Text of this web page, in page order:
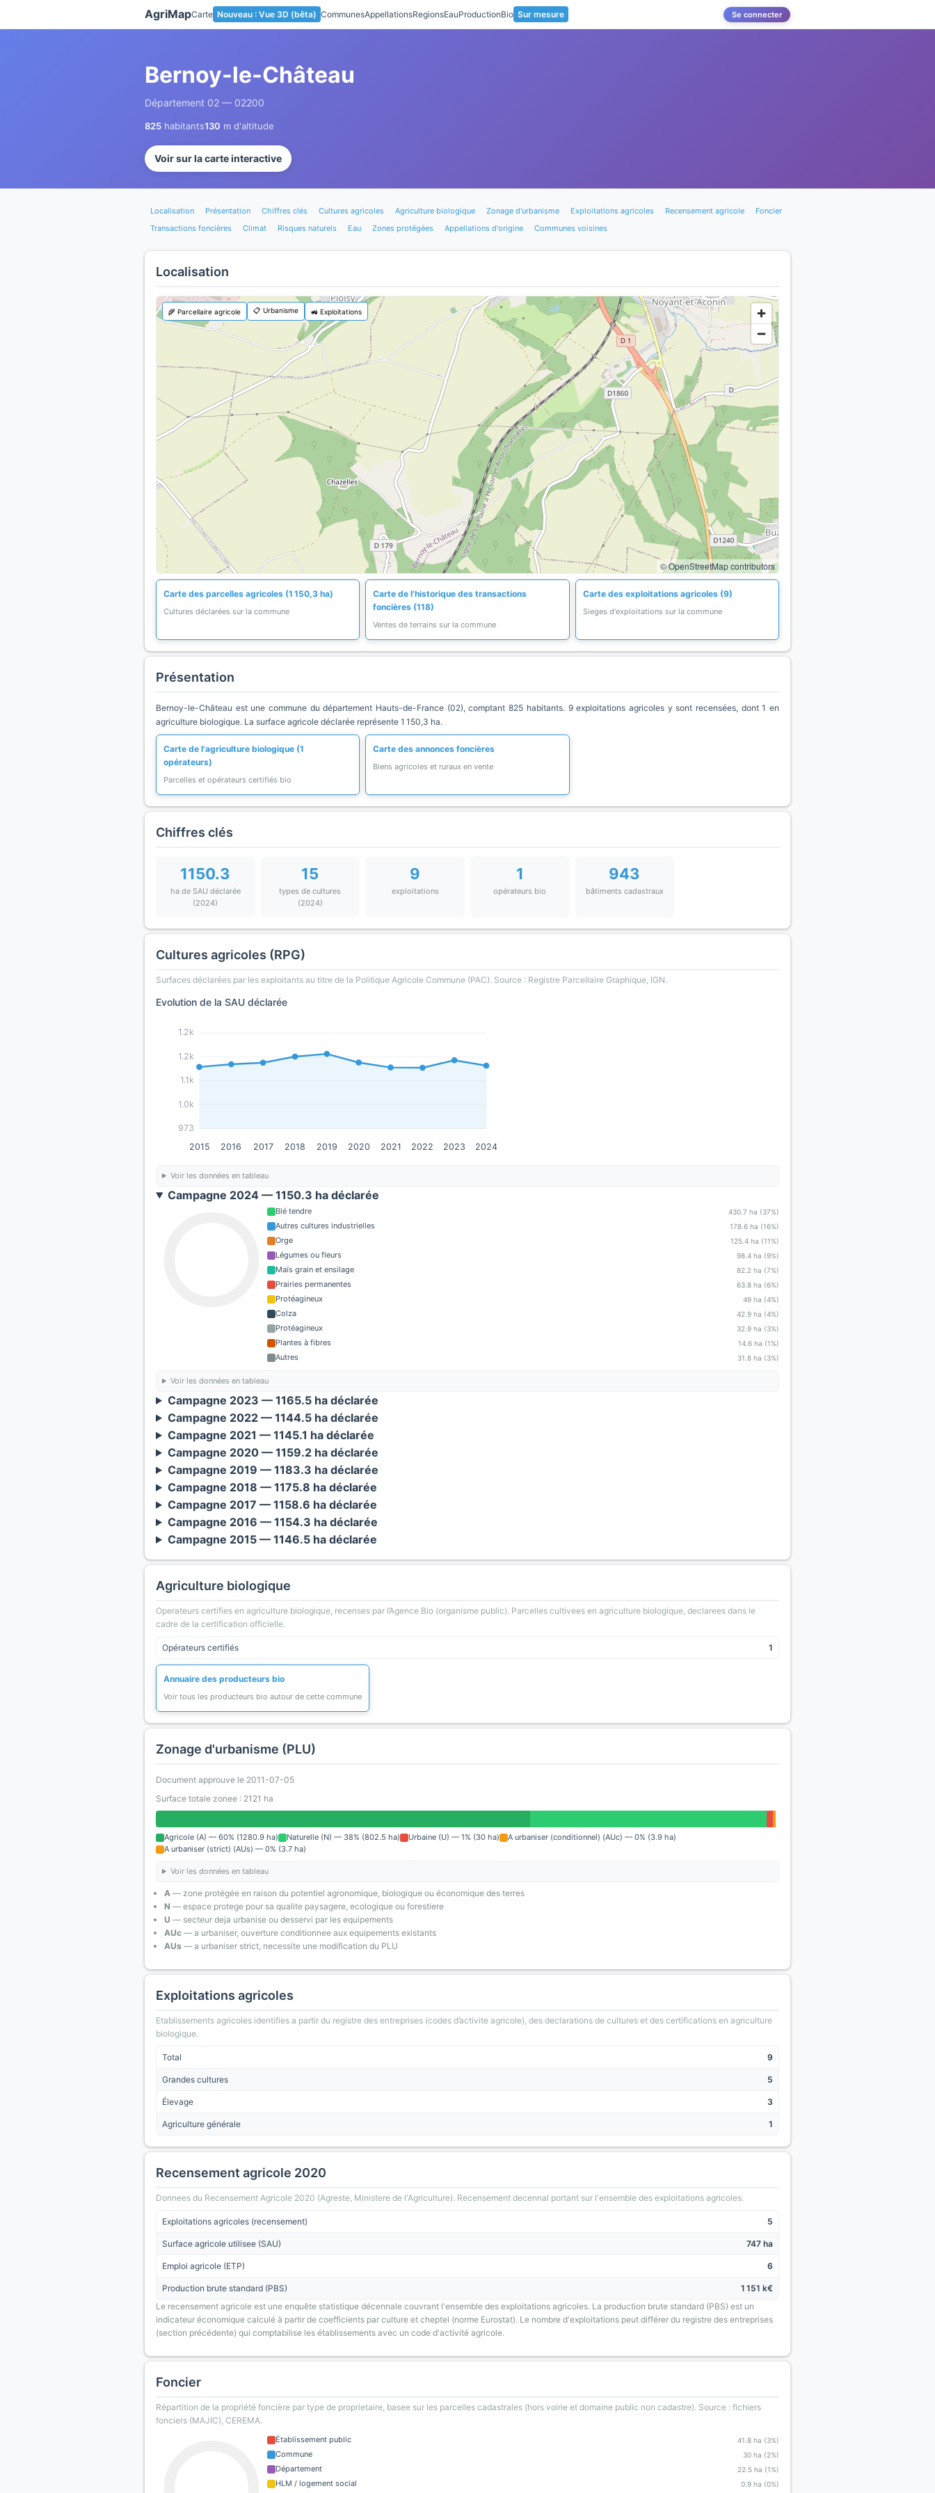
AgriMapCarte Nouveau : Vue 3D (bêta) CommunesAppellationsRegionsEauProductionBio Sur mesure Se connecter
Bernoy-le-Château
Département 02 — 02200
825 habitants130 m d'altitude
Voir sur la carte interactive
Localisation Présentation Chiffres clés Cultures agricoles Agriculture biologique Zonage d'urbanisme Exploitations agricoles Recensement agricole
Foncier
Transactions foncières
Climat Risques naturels Eau Zones protégées Appellations d'origine Communes voisines
Localisation
© OpenStreetMap contributors
🌾 Parcellaire agricole 📋 Urbanisme 🚜 Exploitations
Carte des parcelles agricoles (1 150,3 ha)
Cultures déclarées sur la commune
Carte de l'historique des transactions
foncières (118)
Ventes de terrains sur la commune
Carte des exploitations agricoles (9)
Sieges d'exploitations sur la commune
Présentation
Bernoy-le-Château est une commune du département Hauts-de-France (02), comptant 825 habitants. 9 exploitations agricoles y sont recensées, dont 1 en
agriculture biologique. La surface agricole déclarée représente 1 150,3 ha.
Carte de l'agriculture biologique (1
opérateurs)
Parcelles et opérateurs certifiés bio
Carte des annonces foncières
Biens agricoles et ruraux en vente
Chiffres clés
1150.3
ha de SAU déclarée
(2024)
15
types de cultures
(2024)
9
exploitations
1
opérateurs bio
943
bâtiments cadastraux
Cultures agricoles (RPG)
Surfaces déclarées par les exploitants au titre de la Politique Agricole Commune (PAC). Source : Registre Parcellaire Graphique, IGN.
Evolution de la SAU déclarée
973
1.0k
1.1k
1.2k
1.2k
2015 2016 2017 2018 2019 2020 2021 2022 2023 2024
Voir les données en tableau
Campagne 2024 — 1150.3 ha déclarée
Blé tendre 430.7 ha (37%)
Autres cultures industrielles 178.6 ha (16%)
Orge 125.4 ha (11%)
Légumes ou fleurs 98.4 ha (9%)
Maïs grain et ensilage 82.2 ha (7%)
Prairies permanentes 63.8 ha (6%)
Protéagineux 49 ha (4%)
Colza 42.9 ha (4%)
Protéagineux 32.9 ha (3%)
Plantes à fibres 14.6 ha (1%)
Autres 31.8 ha (3%)
Voir les données en tableau
Campagne 2023 — 1165.5 ha déclarée
Campagne 2022 — 1144.5 ha déclarée
Campagne 2021 — 1145.1 ha déclarée
Campagne 2020 — 1159.2 ha déclarée
Campagne 2019 — 1183.3 ha déclarée
Campagne 2018 — 1175.8 ha déclarée
Campagne 2017 — 1158.6 ha déclarée
Campagne 2016 — 1154.3 ha déclarée
Campagne 2015 — 1146.5 ha déclarée
Agriculture biologique
Operateurs certifies en agriculture biologique, recenses par l’Agence Bio (organisme public). Parcelles cultivees en agriculture biologique, declarees dans le
cadre de la certification officielle.
Opérateurs certifiés 1
Annuaire des producteurs bio
Voir tous les producteurs bio autour de cette commune
Zonage d'urbanisme (PLU)
Document approuve le 2011-07-05
Surface totale zonee : 2121 ha
Agricole (A) — 60% (1280.9 ha) Naturelle (N) — 38% (802.5 ha) Urbaine (U) — 1% (30 ha)
A urbaniser (conditionnel) (AUc) — 0% (3.9 ha)
A urbaniser (strict) (AUs) — 0% (3.7 ha)
Voir les données en tableau
A — zone protégée en raison du potentiel agronomique, biologique ou économique des terres
N — espace protege pour sa qualite paysagere, ecologique ou forestiere
U — secteur deja urbanise ou desservi par les equipements
AUc — a urbaniser, ouverture conditionnee aux equipements existants
AUs — a urbaniser strict, necessite une modification du PLU
Exploitations agricoles
Etablissements agricoles identifies a partir du registre des entreprises (codes d’activite agricole), des declarations de cultures et des certifications en agriculture
biologique.
Total 9
Grandes cultures 5
Élevage 3
Agriculture générale 1
Recensement agricole 2020
Donnees du Recensement Agricole 2020 (Agreste, Ministere de l'Agriculture). Recensement decennal portant sur l'ensemble des exploitations agricoles.
Exploitations agricoles (recensement) 5
Surface agricole utilisee (SAU) 747 ha
Emploi agricole (ETP) 6
Production brute standard (PBS)
1 151 k€
Le recensement agricole est une enquête statistique décennale couvrant l'ensemble des exploitations agricoles. La production brute standard (PBS) est un
indicateur économique calculé à partir de coefficients par culture et cheptel (norme Eurostat). Le nombre d'exploitations peut différer du registre des entreprises
(section précédente) qui comptabilise les établissements avec un code d'activité agricole.
Foncier
Répartition de la propriété foncière par type de proprietaire, basee sur les parcelles cadastrales (hors voirie et domaine public non cadastre). Source : fichiers
fonciers (MAJIC), CEREMA.
Établissement public 41.8 ha (3%)
Commune 30 ha (2%)
Département 22.5 ha (1%)
HLM / logement social 0.9 ha (0%)
Panneau de gestion des cookies